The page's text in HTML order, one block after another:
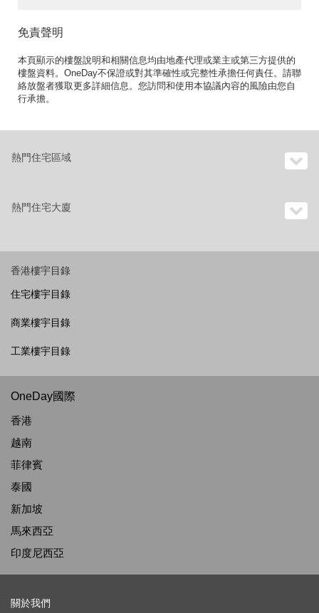
免責聲明
本頁顯示的樓盤說明和相關信息均由地產代理或業主或第三方提供的
樓盤資料。OneDay不保證或對其準確性或完整性承擔任何責任。請聯
絡放盤者獲取更多詳細信息。您訪問和使用本協議內容的風險由您自
行承擔。
熱門住宅區域
熱門住宅大廈
香港樓宇目錄
住宅樓宇目錄
商業樓宇目錄
工業樓宇目錄
OneDay國際
香港
越南
菲律賓
泰國
新加坡
馬來西亞
印度尼西亞
關於我們